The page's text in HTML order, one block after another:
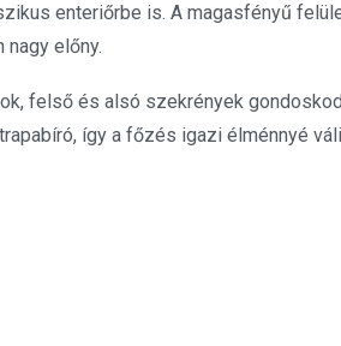
enteriőrbe is. A magasfényű
előny.
felső és alsó szekrények
így a főzés igazi élménnyé